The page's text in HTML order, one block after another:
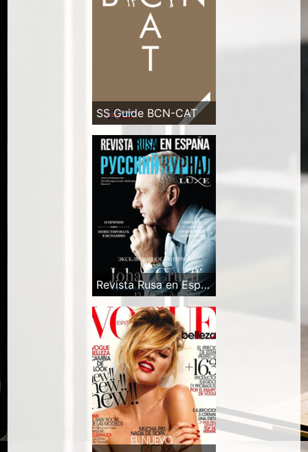
SS Guide BCN-CAT
Revista Rusa en España